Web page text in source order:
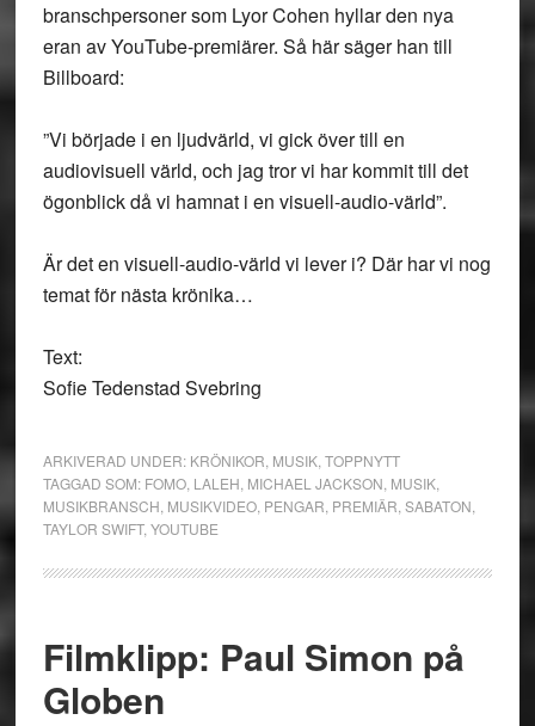
branschpersoner som Lyor Cohen hyllar den nya
eran av YouTube-premiärer. Så här säger han till
Billboard:
”Vi började i en ljudvärld, vi gick över till en
audiovisuell värld, och jag tror vi har kommit till det
ögonblick då vi hamnat i en visuell-audio-värld”.
Är det en visuell-audio-värld vi lever i? Där har vi nog
temat för nästa krönika…
Text:
Sofie Tedenstad Svebring
ARKIVERAD UNDER: KRÖNIKOR MUSIK, TOPPNYTT
TAGGAD SOM: FOMO, LALEH MICHAEL JACKSON MUSIK,
MUSIKBRANSCH MUSIKVIDEO, PENGAR PREMIÄR SABATON
TAYLOR SWIFT, YOUTUBE
Filmklipp: Paul Simon på
Globen